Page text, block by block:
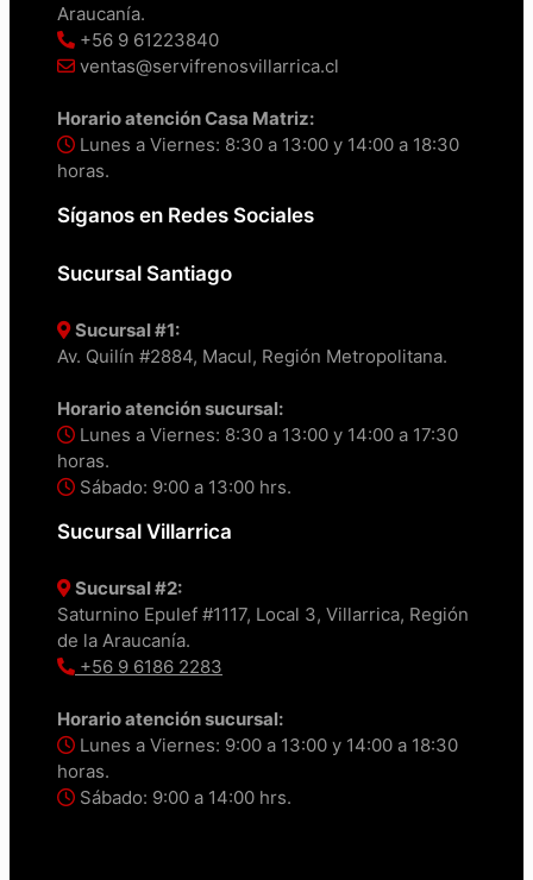
Araucanía.
+56 9 61223840
ventas@servifrenosvillarrica.cl
Horario atención Casa Matriz:
Lunes a Viernes: 8:30 a 13:00 y 14:00 a 18:30
horas.
Síganos en Redes Sociales
Sucursal Santiago
Sucursal #1:
Av. Quilín #2884, Macul, Región Metropolitana.
Horario atención sucursal:
Lunes a Viernes: 8:30 a 13:00 y 14:00 a 17:30
horas.
Sábado: 9:00 a 13:00 hrs.
Sucursal Villarrica
Sucursal #2:
Saturnino Epulef #1117, Local 3, Villarrica, Región
de la Araucanía.
+56 9 6186 2283
Horario atención sucursal:
Lunes a Viernes: 9:00 a 13:00 y 14:00 a 18:30
horas.
Sábado: 9:00 a 14:00 hrs.